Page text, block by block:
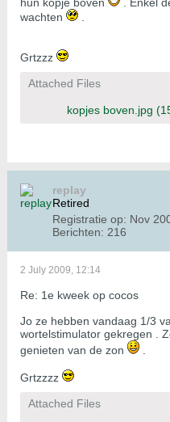
wachten
Grtzzz
Attached Files
kopjes boven.jpg
replay
Retired
Registratie op: Nov
Berichten: 216
2 July 2009, 12:14
Re: 1e kweek op cocos
Jo ze hebben vandaag 1/3
wortelstimulator gekregen .
genieten van de zon
Grtzzzz
Attached Files